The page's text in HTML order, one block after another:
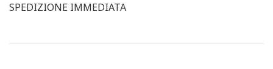
SPEDIZIONE IMMEDIATA